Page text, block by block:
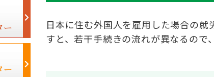
日本に住む外国人を雇用した場合の
すと、若干手続きの流れが異なるの
ー
ー